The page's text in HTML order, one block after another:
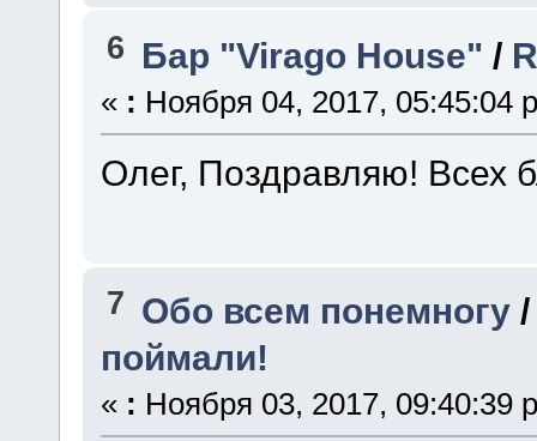
6 Бар "Virago House" /
« : Ноября 04, 2017, 05:45:04
Олег, Поздравляю! Всех
7 Обо всем понемногу
поймали!
« : Ноября 03, 2017, 09:40:39